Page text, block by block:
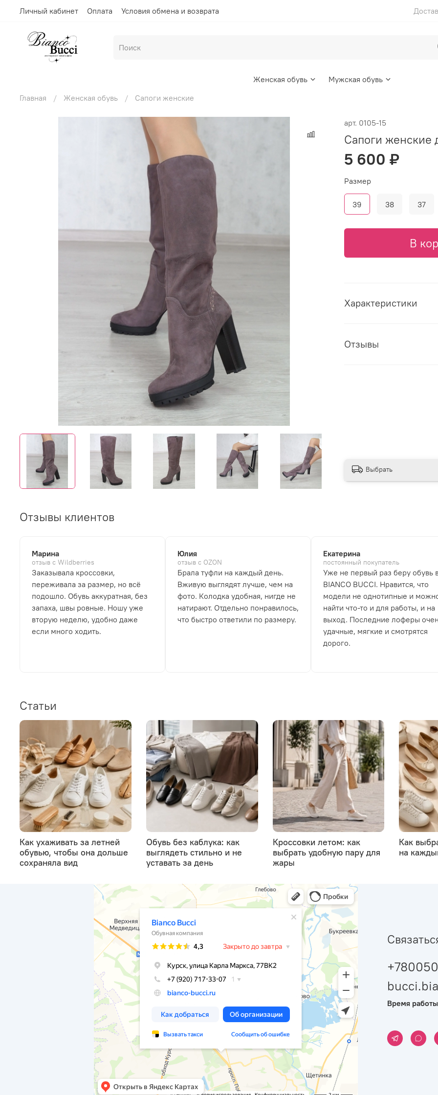
Личный кабинет Оплата Условия обмена и возврата
Женская обувь
Мужская обувь
Главная
Женская обувь Сапоги женские
арт. 0105-15
Сапоги женские
5 600 ₽
В
Размер
39 38 37
Характеристики
Отзывы
Выбрать
Отзывы клиентов
Марина
отзыв с Wildberries
Заказывала кроссовки,
переживала за размер, но всё
подошло. Обувь аккуратная, без
запаха, швы ровные. Ношу уже
вторую неделю, удобно даже
если много ходить.
Юлия
отзыв с OZON
Брала туфли на каждый день.
Вживую выглядят лучше, чем на
фото. Колодка удобная, нигде не
натирают. Отдельно понравилось,
что быстро ответили по размеру.
Екатерина
постоянный покупатель
Уже не первый раз беру обувь
BIANCO BUCCI. Нравится, что
модели не однотипные и
найти что-то и для работы, и на
выход. Последние лоферы
удачные, мягкие и смотрятся
дорого.
Статьи
Как ухаживать за летней
обувью, чтобы она дольше
сохраняла вид
Обувь без каблука: как
выглядеть стильно и не
уставать за день
Кроссовки летом: как
выбрать удобную пару для
жары
Как
на
Время